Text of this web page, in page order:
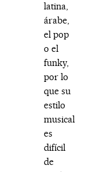
latina,
árabe,
el pop
o el
funky,
por lo
que su
estilo
musical
es
difícil
de